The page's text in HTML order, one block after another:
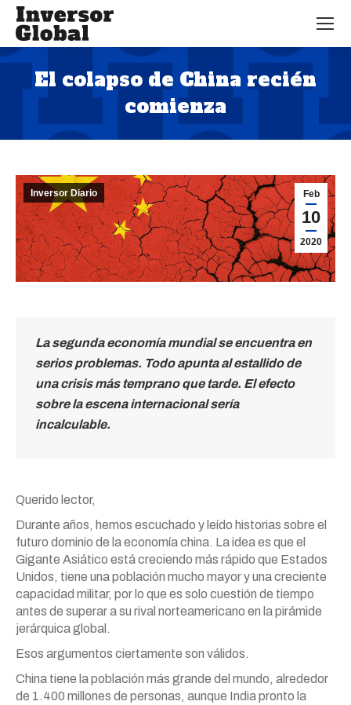
El colapso de China recién
comienza
Estás aquí:
Feb
10
2020
Inversor Diario
La segunda economía mundial se encuentra en
serios problemas. Todo apunta al estallido de
una crisis más temprano que tarde. El efecto
sobre la escena internacional sería
incalculable.
Querido lector,
Durante años, hemos escuchado y leído historias sobre el
futuro dominio de la economía china. La idea es que el
Gigante Asiático está creciendo más rápido que Estados
Unidos, tiene una población mucho mayor y una creciente
capacidad militar, por lo que es solo cuestión de tiempo
antes de superar a su rival norteamericano en la pirámide
jerárquica global.
Esos argumentos ciertamente son válidos.
China tiene la población más grande del mundo, alrededor
de 1.400 millones de personas, aunque India pronto la